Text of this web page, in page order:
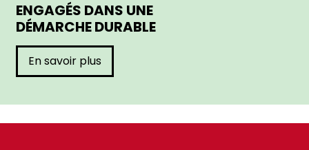
ENGAGÉS DANS UNE
DÉMARCHE DURABLE
En savoir plus